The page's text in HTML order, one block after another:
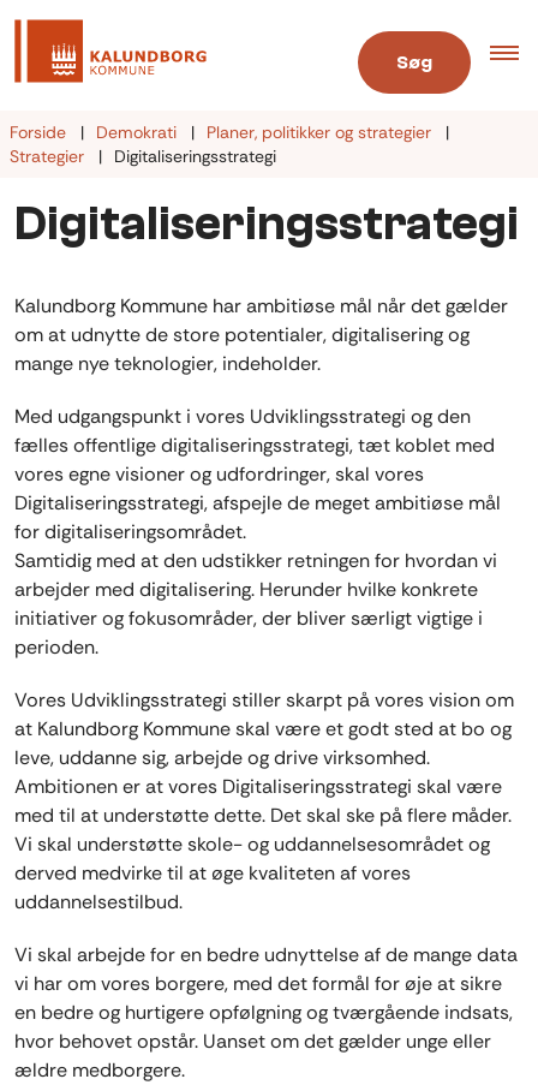
Søg
Forside Demokrati
Planer, politikker og strategier
Strategier
Digitaliseringsstrategi
Digitaliseringsstrategi
Kalundborg Kommune har ambitiøse mål når det gælder
om at udnytte de store potentialer, digitalisering og
mange nye teknologier, indeholder.
Med udgangspunkt i vores Udviklingsstrategi og den
fælles offentlige digitaliseringsstrategi, tæt koblet med
vores egne visioner og udfordringer, skal vores
Digitaliseringsstrategi, afspejle de meget ambitiøse mål
for digitaliseringsområdet.
Samtidig med at den udstikker retningen for hvordan vi
arbejder med digitalisering. Herunder hvilke konkrete
initiativer og fokusområder, der bliver særligt vigtige i
perioden.
Vores Udviklingsstrategi stiller skarpt på vores vision om
at Kalundborg Kommune skal være et godt sted at bo og
leve, uddanne sig, arbejde og drive virksomhed.
Ambitionen er at vores Digitaliseringsstrategi skal være
med til at understøtte dette. Det skal ske på flere måder.
Vi skal understøtte skole- og uddannelsesområdet og
derved medvirke til at øge kvaliteten af vores
uddannelsestilbud.
Vi skal arbejde for en bedre udnyttelse af de mange data
vi har om vores borgere, med det formål for øje at sikre
en bedre og hurtigere opfølgning og tværgående indsats,
hvor behovet opstår. Uanset om det gælder unge eller
ældre medborgere.